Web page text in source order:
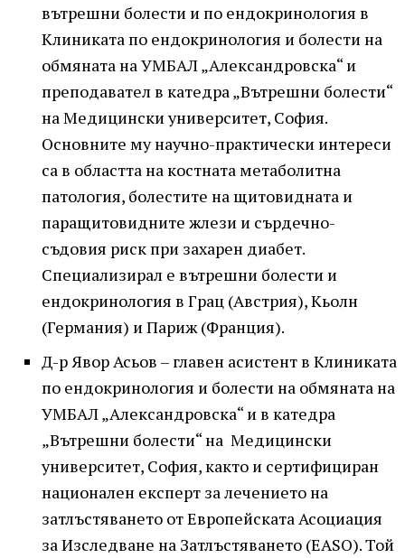
вътрешни болести и по ендокринология в
Клиниката по ендокринология и болести на
обмяната на УМБАЛ „Александровска“ и
преподавател в катедра „Вътрешни болести“
на Медицински университет, София.
Основните му научно-практически интереси
са в областта на костната метаболитна
патология, болестите на щитовидната и
паращитовидните жлези и сърдечно-
съдовия риск при захарен диабет.
Специализирал е вътрешни болести и
ендокринология в Грац (Австрия), Кьолн
(Германия) и Париж (Франция).
Д-р Явор Асьов – главен асистент в Клиниката
по ендокринология и болести на обмяната на
УМБАЛ „Александровска“ и в катедра
„Вътрешни болести“ на Медицински
университет, София, както и сертифициран
национален експерт за лечението на
затлъстяването от Европейската Асоциация
за Изследване на Затлъстяването (EASO). Той